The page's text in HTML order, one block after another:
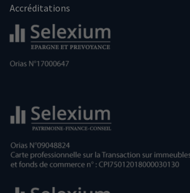
Accréditations